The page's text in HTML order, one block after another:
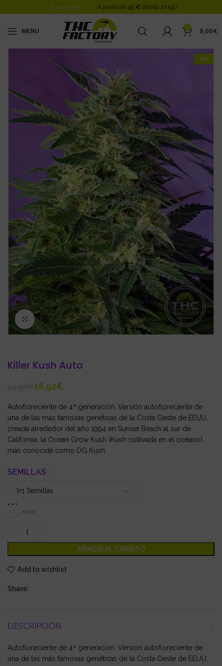
Envio gratis! A partir de 49 € (hasta 10 kg )
MENU 0 0,00€
-15%
Click to enlarge
Killer Kush Auto
16,92€
Autofloreciente de 4ª generación. Versión autofloreciente de
una de las más famosas genéticas de la Costa Oeste de EEUU,
creada alrededor del año 1994 en Sunset Beach al sur de
California, la Ocean Grow Kush (Kush cultivada en el océano),
más conocida como OG Kush.
SEMILLAS
Limpiar
AÑADIR AL CARRITO
Add to wishlist
Share:
DESCRIPCIÓN
Autofloreciente de 4ª generación. Versión autofloreciente de
una de las más famosas genéticas de la Costa Oeste de EEUU,